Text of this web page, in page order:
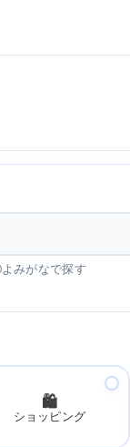
よみがなで探す
🛍️
ショッピング